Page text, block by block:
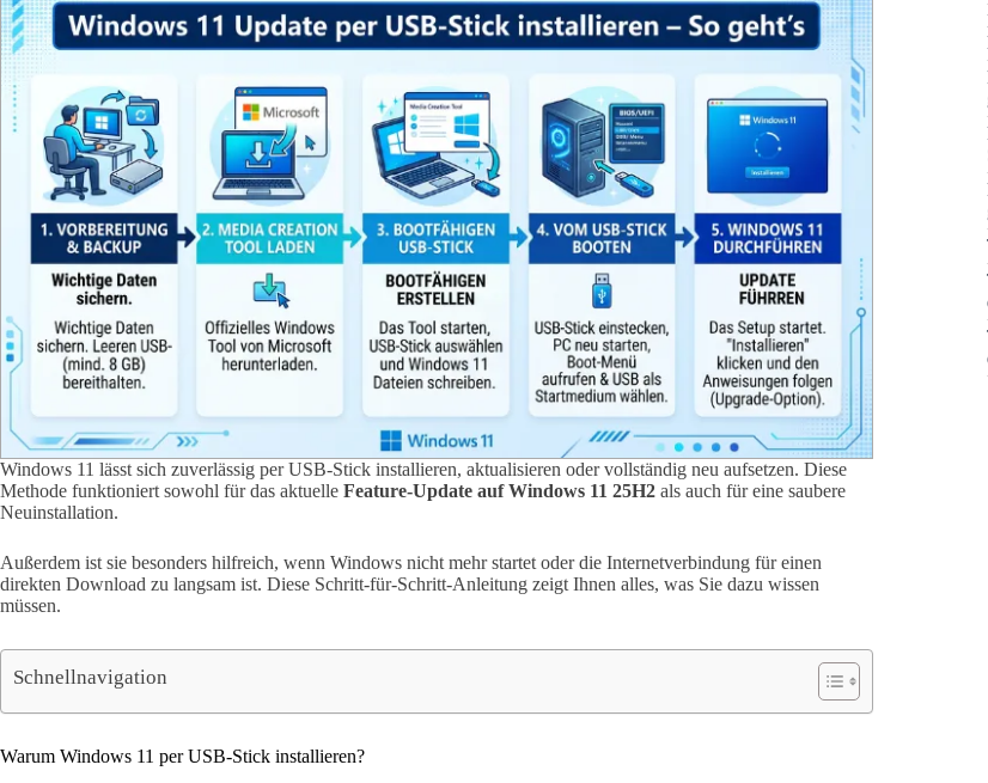
Windows 11 lässt sich zuverlässig per USB-Stick installieren, aktualisieren oder vollständig neu aufsetzen. Diese
Methode funktioniert sowohl für das aktuelle Feature-Update auf Windows 11 25H2 als auch für eine saubere
Neuinstallation.
Außerdem ist sie besonders hilfreich, wenn Windows nicht mehr startet oder die Internetverbindung für einen
direkten Download zu langsam ist. Diese Schritt-für-Schritt-Anleitung zeigt Ihnen alles, was Sie dazu wissen
müssen.
Schnellnavigation
Warum Windows 11 per USB-Stick installieren?